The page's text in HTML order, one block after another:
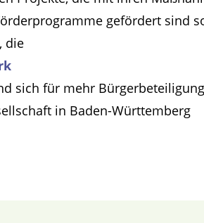
gefördert sind
die
sich für mehr
in Baden-Württemberg